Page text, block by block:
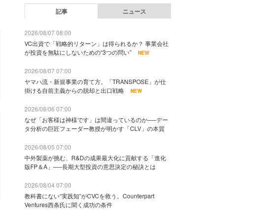
記事 ニュース
2026/08/07 08:00
VC出資で「戦略的リターン」は得られるか？ 事業会社
が投資を無駄にしないための“3つの問い”
NEW
2026/08/07 07:00
ヤマハ流・新規事業の育て方。「TRANSPOSE」が仕
掛ける自前主義からの脱却と出口戦略
NEW
2026/08/06 07:00
なぜ「お客様は神様です」は間違っているのか──デー
タ分析の巨匠フェーダー教授が明かす「CLV」の本質
2026/08/05 07:00
中外製薬が挑む、R&Dの成果最大化に貢献する「進化
版FP＆A」──長期大型投資の意思決定の秘訣とは
2026/08/04 07:00
教科書にない“実践知”がCVCを救う。Counterpart
Ventures西条氏に聞く成功の条件